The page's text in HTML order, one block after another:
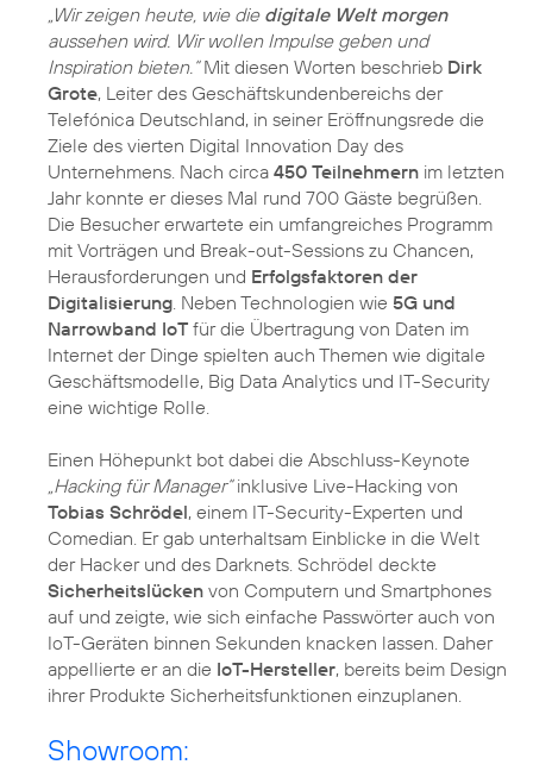
„Wir zeigen heute, wie die digitale Welt morgen
aussehen wird. Wir wollen Impulse geben und
Inspiration bieten.“Mit diesen Worten beschrieb Dirk
Grote, Leiter des Geschäftskundenbereichs der
Telefónica Deutschland, in seiner Eröffnungsrede die
Ziele des vierten Digital Innovation Day des
Unternehmens. Nach circa 450 Teilnehmern im letzten
Jahr konnte er dieses Mal rund 700 Gäste begrüßen.
Die Besucher erwartete ein umfangreiches Programm
mit Vorträgen und Break-out-Sessions zu Chancen,
Herausforderungen und Erfolgsfaktoren der
Digitalisierung . Neben Technologien wie 5G und
Narrowband IoT für die Übertragung von Daten im
Internet der Dinge spielten auch Themen wie digitale
Geschäftsmodelle, Big Data Analytics und IT-Security
eine wichtige Rolle.
Einen Höhepunkt bot dabei die Abschluss-Keynote
„Hacking für Manager“inklusive Live-Hacking von
Tobias Schrödel, einem IT-Security-Experten und
Comedian. Er gab unterhaltsam Einblicke in die Welt
der Hacker und des Darknets. Schrödel deckte
Sicherheitslücken von Computern und Smartphones
auf und zeigte, wie sich einfache Passwörter auch von
IoT-Geräten binnen Sekunden knacken lassen. Daher
appellierte er an die IoT-Hersteller, bereits beim Design
ihrer Produkte Sicherheitsfunktionen einzuplanen.
Showroom: